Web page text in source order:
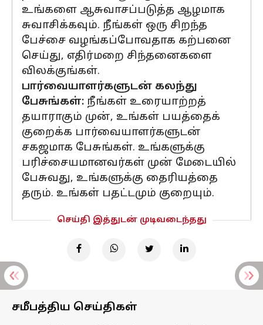
உங்களை ஆசுவாசப்படுத்த ஆழமாக
சுவாசிக்கவும். நீங்கள் ஒரு சிறந்த
பேச்சை வழங்கப்போவதாக கற்பனை
செய்து, எதிர்மறை சிந்தனைகளை
விலக்குங்கள்.
பார்வையாளர்களுடன் கலந்து
பேசுங்கள்: நீங்கள் உரையாற்றத்
தயாராகும் முன், உங்கள் பயத்தைக்
குறைக்க பார்வையாளர்களுடன்
சகஜமாக பேசுங்கள். உங்களுக்கு
பரிச்சையமானவர்கள் முன் மேடையில்
பேசுவது, உங்களுக்கு தைரியத்தை
தரும். உங்கள் பதட்டமும் குறையும்.
செய்தி இத்துடன் முடிவடைந்தது
சமீபத்திய செய்திகள்